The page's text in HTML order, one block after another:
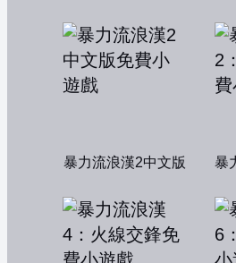
暴力流浪漢2中文版